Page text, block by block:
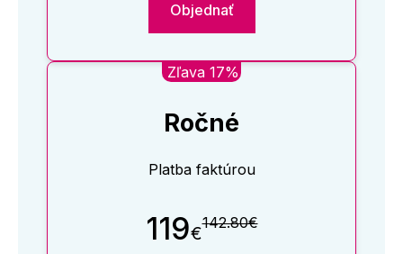
Objednať
Zľava 17%
Ročné
Platba faktúrou
119€142.80€